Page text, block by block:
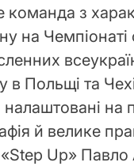
з
на
Польщі та
на
й велике
Up»